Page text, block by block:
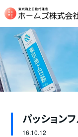
パッション
16.10.12